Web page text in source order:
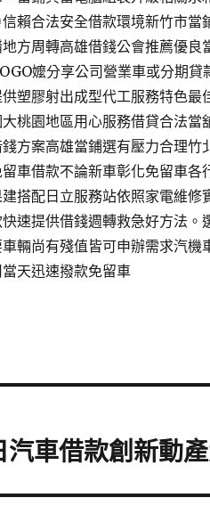
賴合法安全借款環境新竹市
方周轉高雄借錢公會推薦優
嬤分享公司營業車或分期
塑膠射出成型代工服務特色
桃園地區用心服務借貸合法
方案高雄當鋪選有壓力合理
車借款不論新車彰化免留車
搭配日立服務站依照家電維
速提供借錢週轉救急好方法
輛尚有殘值皆可申辦需求汽
天迅速撥款免留車
車借款創新動